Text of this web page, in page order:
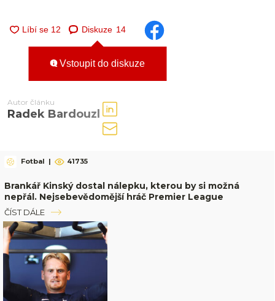
Diskuze 14
Vstoupit do diskuze
Autor článku
Radek Bardouzl
Fotbal | 41735
Brankář Kinský dostal nálepku, kterou by si možná
nepřál. Nejsebevědomější hráč Premier League
ČÍST DÁLE